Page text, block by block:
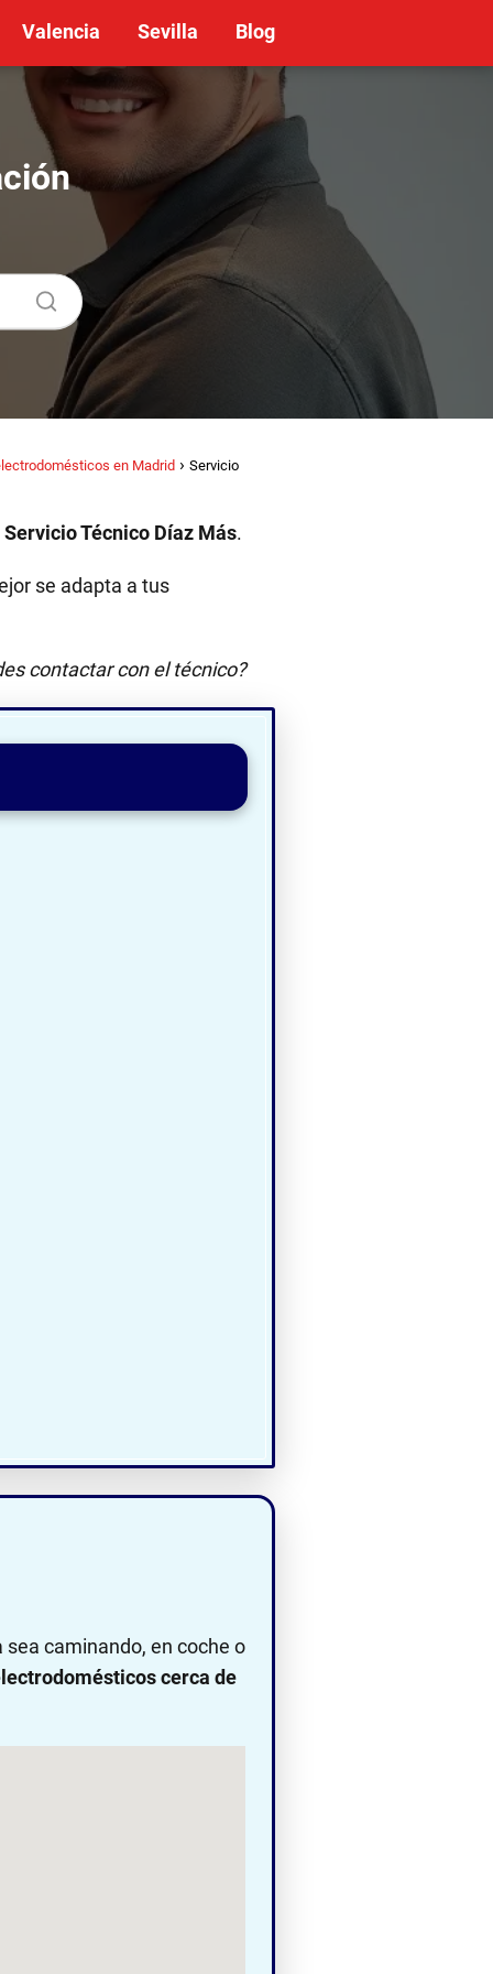
Valencia Sevilla Blog
en Madrid Servicio
Servicio Técnico Díaz Más.
se adapta a tus
contactar con el técnico?
caminando, en coche o
cerca de